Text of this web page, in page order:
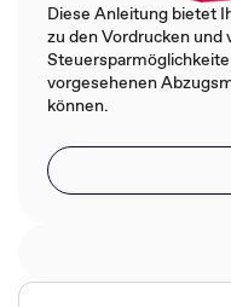
Diese Anleitung bietet
zu den Vordrucken und
vorgesehenen
können.